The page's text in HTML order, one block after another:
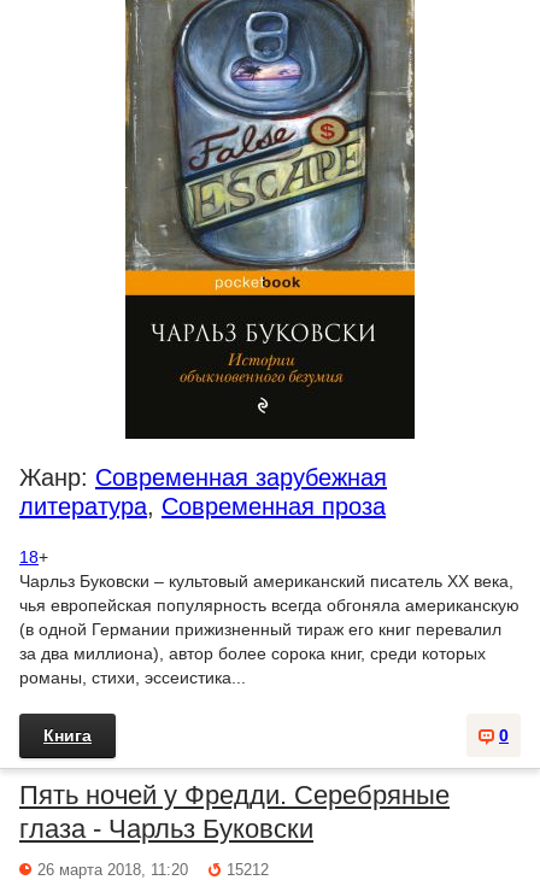
Жанр: Современная зарубежная
литература, Современная проза
18+
Чарльз Буковски – культовый американский писатель XX века,
чья европейская популярность всегда обгоняла американскую
(в одной Германии прижизненный тираж его книг перевалил
за два миллиона), автор более сорока книг, среди которых
романы, стихи, эссеистика...
0
Книга
Пять ночей у Фредди. Серебряные
глаза - Чарльз Буковски
26 марта 2018, 11:20 15212